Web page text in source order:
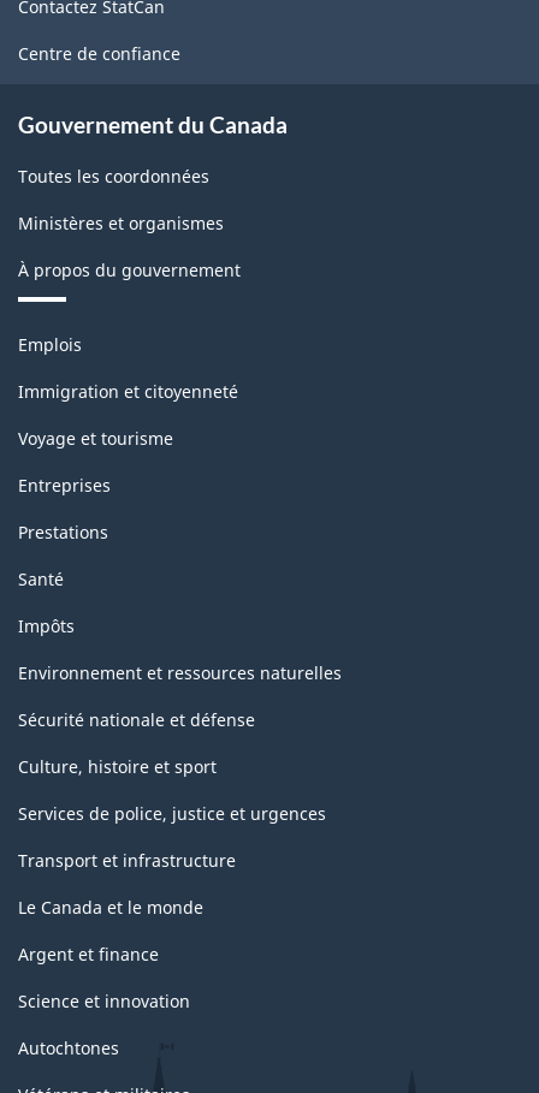
ce
site
Contactez StatCan
Centre de confiance
Gouvernement du Canada
Toutes les coordonnées
Ministères et organismes
À propos du gouvernement
Thèmes
sujets
Emplois
Immigration et citoyenneté
Voyage et tourisme
Entreprises
Prestations
Santé
Impôts
Environnement et ressources naturelles
Sécurité nationale et défense
Culture, histoire et sport
Services de police, justice et urgences
Transport et infrastructure
Le Canada et le monde
Argent et finance
Science et innovation
Autochtones